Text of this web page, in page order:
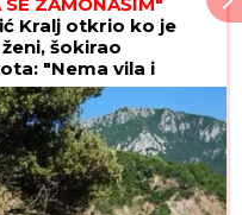
ZAMONAŠIM"
Kralj otkrio ko je
šokirao
"Nema vila i